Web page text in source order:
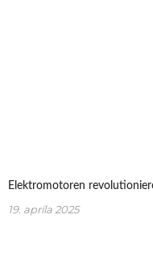
Elektromotoren
19. apríla 2025